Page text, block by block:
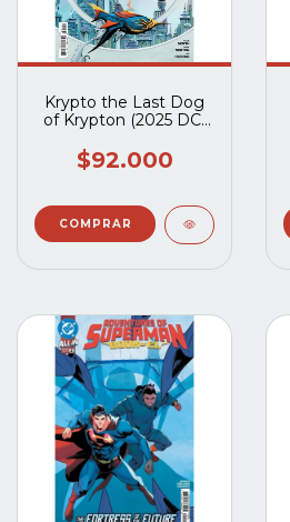
Krypto the Last Dog
of Krypton (2025 DC)
$92.000